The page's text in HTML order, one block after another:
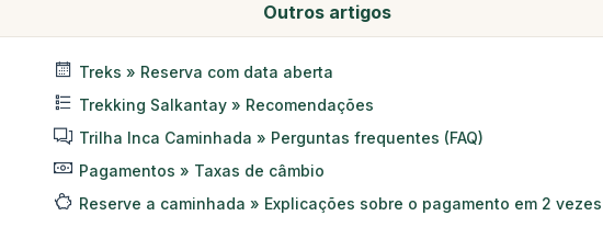
Outros artigos
Treks » Reserva com data aberta
Trekking Salkantay » Recomendações
Trilha Inca Caminhada » Perguntas frequentes (FAQ)
Pagamentos » Taxas de câmbio
Reserve a caminhada » Explicações sobre o pagamento em 2 vezes